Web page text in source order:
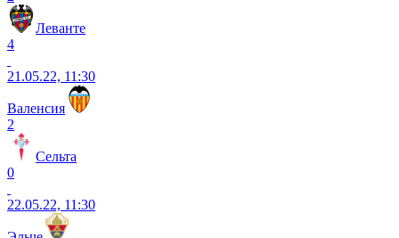
Леванте
4
21.05.22, 11:30
Валенсия
2
Сельта
0
22.05.22, 11:30